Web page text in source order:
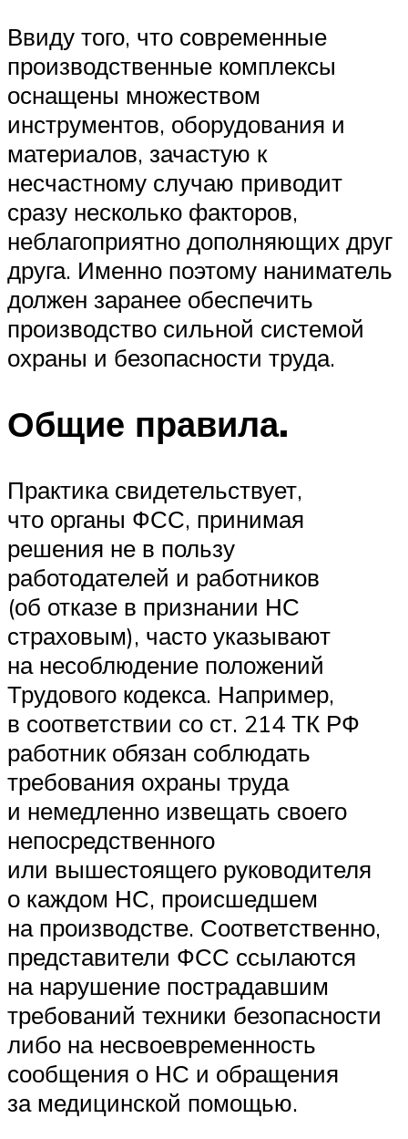
Ввиду того, что современные
производственные комплексы
оснащены множеством
инструментов, оборудования и
материалов, зачастую к
несчастному случаю приводит
сразу несколько факторов,
неблагоприятно дополняющих друг
друга. Именно поэтому наниматель
должен заранее обеспечить
производство сильной системой
охраны и безопасности труда.
Общие правила.
Практика свидетельствует,
что органы ФСС, принимая
решения не в пользу
работодателей и работников
(об отказе в признании НС
страховым), часто указывают
на несоблюдение положений
Трудового кодекса. Например,
в соответствии со ст. 214 ТК РФ
работник обязан соблюдать
требования охраны труда
и немедленно извещать своего
непосредственного
или вышестоящего руководителя
о каждом НС, происшедшем
на производстве. Соответственно,
представители ФСС ссылаются
на нарушение пострадавшим
требований техники безопасности
либо на несвоевременность
сообщения о НС и обращения
за медицинской помощью.